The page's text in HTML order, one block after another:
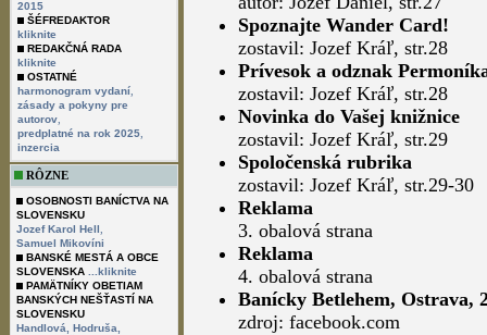
2015
ŠÉFREDAKTOR
kliknite
REDAKČNÁ RADA
kliknite
OSTATNÉ
harmonogram vydaní
zásady a pokyny pre
autorov
predplatné na rok 2025
inzercia
RÔZNE
OSOBNOSTI BANÍCTVA NA
SLOVENSKU
Jozef Karol Hell
Samuel Mikovíni
BANSKÉ MESTÁ A OBCE
SLOVENSKA
...kliknite
PAMÄTNÍKY OBETIAM
BANSKÝCH NEŠŤASTÍ NA
SLOVENSKU
Handlová,
Hodruša,
Spoznajte Wander Card!
zostavil: Jozef Kráľ, str.28
Prívesok a odznak
zostavil: Jozef Kráľ, str.28
Novinka do Vašej knižnice
zostavil: Jozef Kráľ, str.29
Spoločenská rubrika
zostavil: Jozef Kráľ, str.29-30
Reklama
3. obalová strana
Reklama
4. obalová strana
Banícky Betlehem, Ostrava,
zdroj: facebook.com